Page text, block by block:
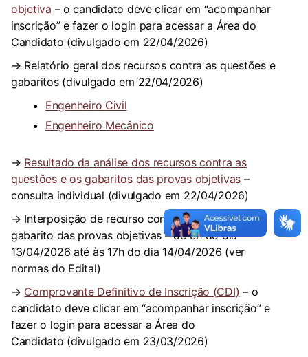
objetiva – o candidato deve clicar em “acompanhar
inscrição” e fazer o login para acessar a Área do
Candidato (divulgado em 22/04/2026)
→ Relatório geral dos recursos contra as questões e
gabaritos (divulgado em 22/04/2026)
Engenheiro Civil
Engenheiro Mecânico
→ Resultado da análise dos recursos contra as
questões e os gabaritos das provas objetivas –
consulta individual (divulgado em 22/04/2026)
→ Interposição de recurso contra as questões e o
gabarito das provas objetivas – de 9h do dia
13/04/2026 até às 17h do dia 14/04/2026 (ver
normas do Edital)
→ Comprovante Definitivo de Inscrição (CDI) – o
candidato deve clicar em “acompanhar inscrição” e
fazer o login para acessar a Área do
Candidato (divulgado em 23/03/2026)